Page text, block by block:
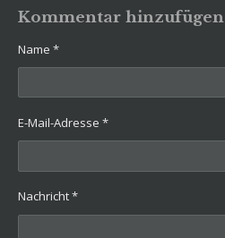
l
e
l
e
l
e
l
e
Kommentar hinzufügen
Name *
E-Mail-Adresse *
Nachricht *